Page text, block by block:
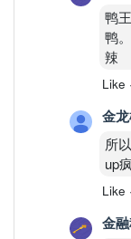
鸭
鸭
辣
Like ·
金
所
up
Like ·
金